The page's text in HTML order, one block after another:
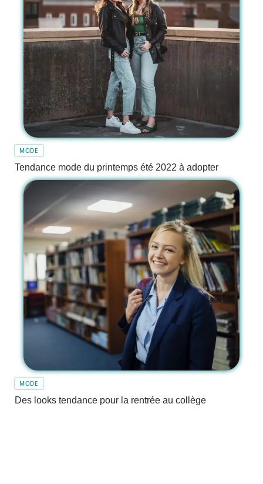
MODE
Tendance mode du printemps été 2022 à adopter
MODE
Des looks tendance pour la rentrée au collège